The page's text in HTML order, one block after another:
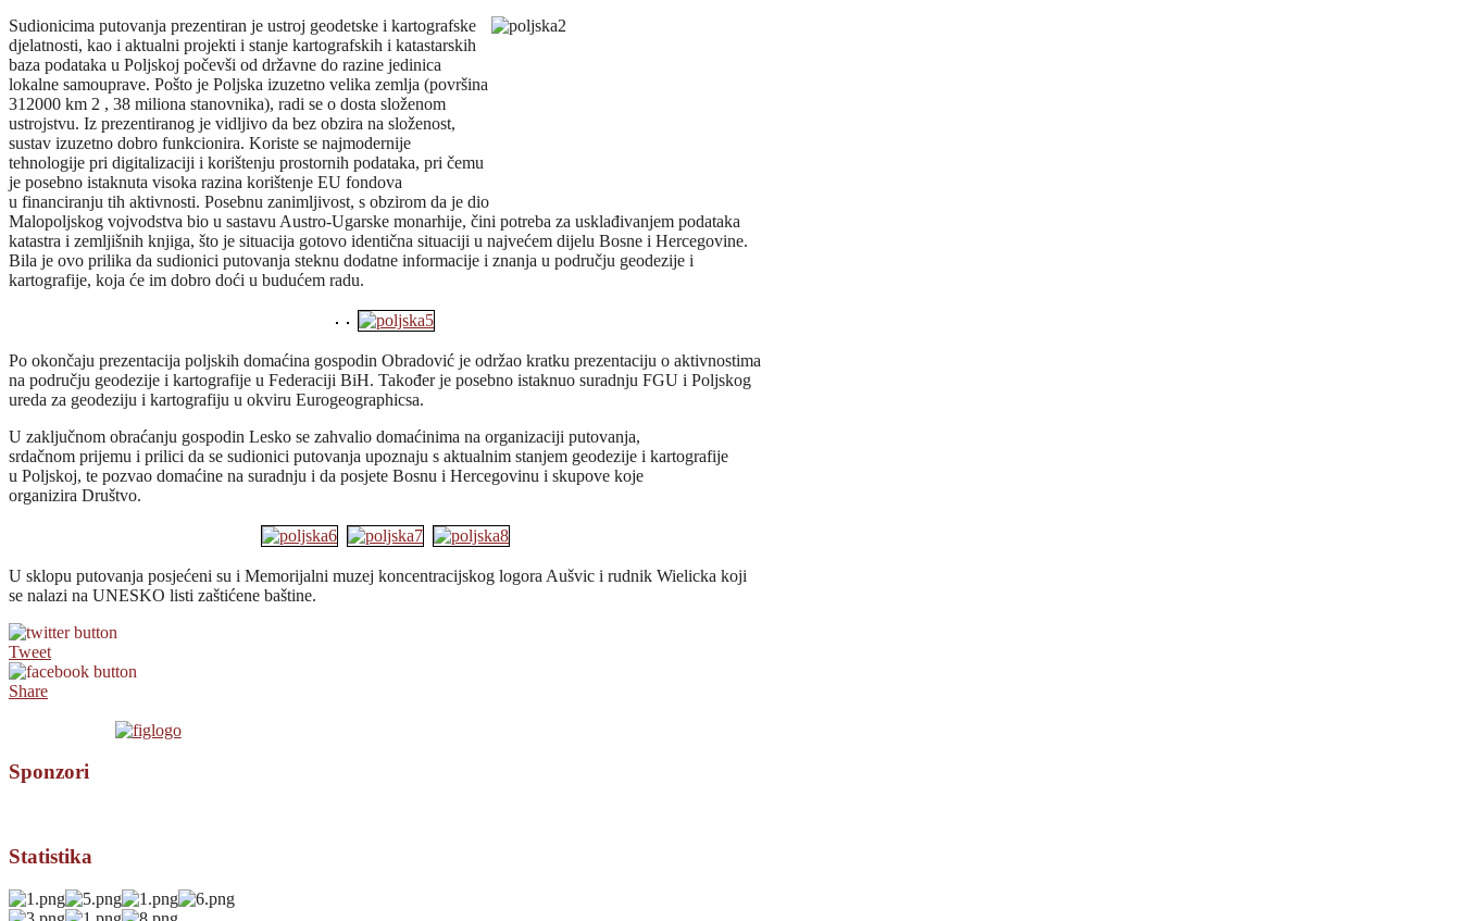
Sudionicima putovanja prezentiran je ustroj geodetske i kartografske
djelatnosti, kao i aktualni projekti i stanje kartografskih i katastarskih
baza podataka u Poljskoj počevši od državne do razine jedinica
lokalne samouprave. Pošto je Poljska izuzetno velika zemlja (površina
312000 km 2 , 38 miliona stanovnika), radi se o dosta složenom
ustrojstvu. Iz prezentiranog je vidljivo da bez obzira na složenost,
sustav izuzetno dobro funkcionira. Koriste se najmodernije
tehnologije pri digitalizaciji i korištenju prostornih podataka, pri čemu
je posebno istaknuta visoka razina korištenje EU fondova
u financiranju tih aktivnosti. Posebnu zanimljivost, s obzirom da je dio
Malopoljskog vojvodstva bio u sastavu Austro-Ugarske monarhije, čini potreba za usklađivanjem podataka
katastra i zemljišnih knjiga, što je situacija gotovo identična situaciji u najvećem dijelu Bosne i Hercegovine.
Bila je ovo prilika da sudionici putovanja steknu dodatne informacije i znanja u području geodezije i
kartografije, koja će im dobro doći u budućem radu.
Po okončaju prezentacija poljskih domaćina gospodin Obradović je održao kratku prezentaciju o aktivnostima
na području geodezije i kartografije u Federaciji BiH. Također je posebno istaknuo suradnju FGU i Poljskog
ureda za geodeziju i kartografiju u okviru Eurogeographicsa.
U zaključnom obraćanju gospodin Lesko se zahvalio domaćinima na organizaciji putovanja,
srdačnom prijemu i prilici da se sudionici putovanja upoznaju s aktualnim stanjem geodezije i kartografije
u Poljskoj, te pozvao domaćine na suradnju i da posjete Bosnu i Hercegovinu i skupove koje
organizira Društvo.
U sklopu putovanja posjećeni su i Memorijalni muzej koncentracijskog logora Aušvic i rudnik Wielicka koji
se nalazi na UNESKO listi zaštićene baštine.
Tweet
Share
Sponzori
Statistika